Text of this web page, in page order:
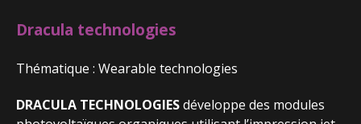
Dracula technologies
Thématique : Wearable technologies
DRACULA TECHNOLOGIESdéveloppe des modules